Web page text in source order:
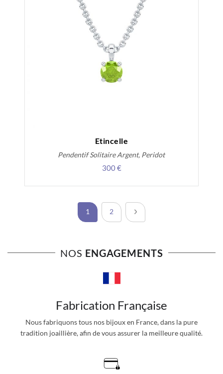
Etincelle
Pendentif Solitaire Argent, Peridot
300 €
Page
Vous lisez actuellement la page
1 Page
2 Page
Suivant
NOS ENGAGEMENTS
Fabrication Française
Nous fabriquons tous nos bijoux en France, dans la pure
tradition joaillière, afin de vous assurer la meilleure qualité.